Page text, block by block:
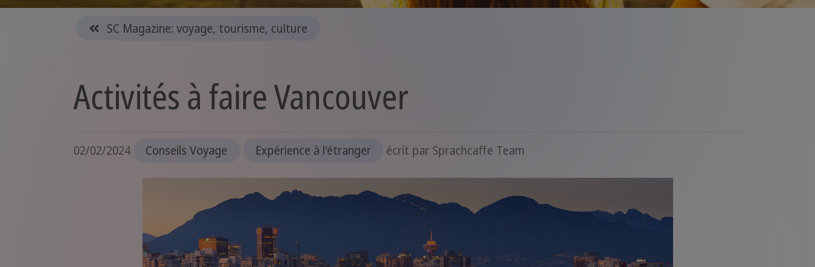
SC Magazine: voyage, tourisme, culture
Activités à faire Vancouver
02/02/2024 Conseils Voyage Expérience à l'étranger écrit par Sprachcaffe Team